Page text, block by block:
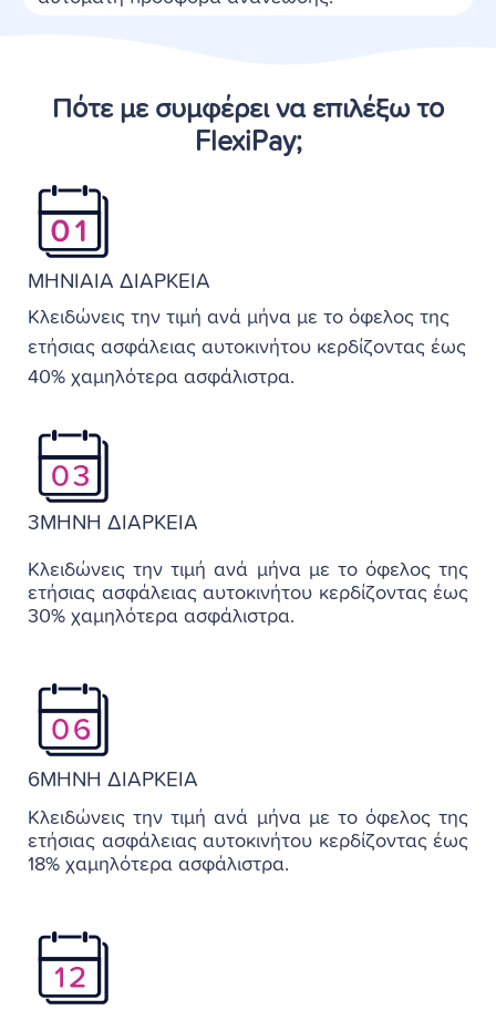
Πότε με συμφέρει να επιλέξω το
FlexiPay;
ΜΗΝΙΑΙΑ ΔΙΑΡΚΕΙΑ
Κλειδώνεις την τιμή ανά μήνα με το όφελος της
ετήσιας ασφάλειας αυτοκινήτου κερδίζοντας έως
40% χαμηλότερα ασφάλιστρα.
3ΜΗΝΗ ΔΙΑΡΚΕΙΑ
Κλειδώνεις την τιμή ανά μήνα με το όφελος της
ετήσιας ασφάλειας αυτοκινήτου κερδίζοντας έως
30% χαμηλότερα ασφάλιστρα.
6ΜΗΝΗ ΔΙΑΡΚΕΙΑ
Κλειδώνεις την τιμή ανά μήνα με το όφελος της
ετήσιας ασφάλειας αυτοκινήτου κερδίζοντας έως
18% χαμηλότερα ασφάλιστρα.